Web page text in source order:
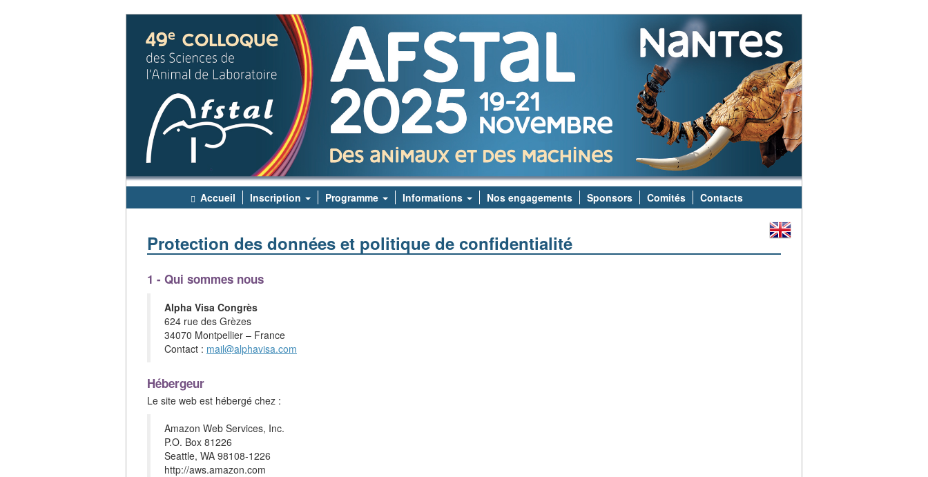
Accueil Inscription Programme Informations Nos engagements Sponsors Comités Contacts
Protection des données et politique de confidentialité
1 - Qui sommes nous
Alpha Visa Congrès
624 rue des Grèzes
34070 Montpellier – France
Contact : mail@alphavisa.com
Hébergeur
Le site web est hébergé chez :
Amazon Web Services, Inc.
P.O. Box 81226
Seattle, WA 98108-1226
http://aws.amazon.com